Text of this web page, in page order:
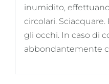
inumidito,
circolari.
gli occhi. In caso di
abbondantemente